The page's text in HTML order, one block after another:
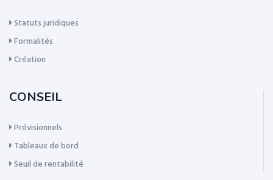
Statuts juridiques
Formalités
Création
CONSEIL
Prévisionnels
Tableaux de bord
Seuil de rentabilité